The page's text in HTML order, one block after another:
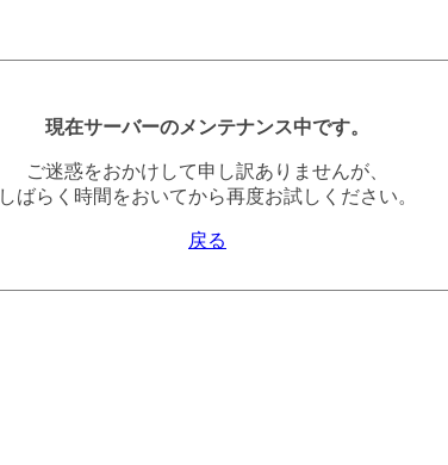
現在サーバーのメンテナンス中です。
ご迷惑をおかけして申し訳ありませんが、
しばらく時間をおいてから再度お試しください。
戻る